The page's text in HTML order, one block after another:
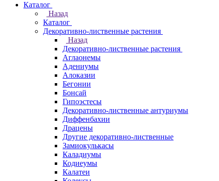
Каталог
Назад
Каталог
Декоративно-лиственные растения
Назад
Декоративно-лиственные растения
Аглаонемы
Адениумы
Алоказии
Бегонии
Бонсай
Гипоэстесы
Декоративно-лиственные антуриумы
Диффенбахии
Драцены
Другие декоративно-лиственные
Замиокулькасы
Каладиумы
Кодиеумы
Калатеи